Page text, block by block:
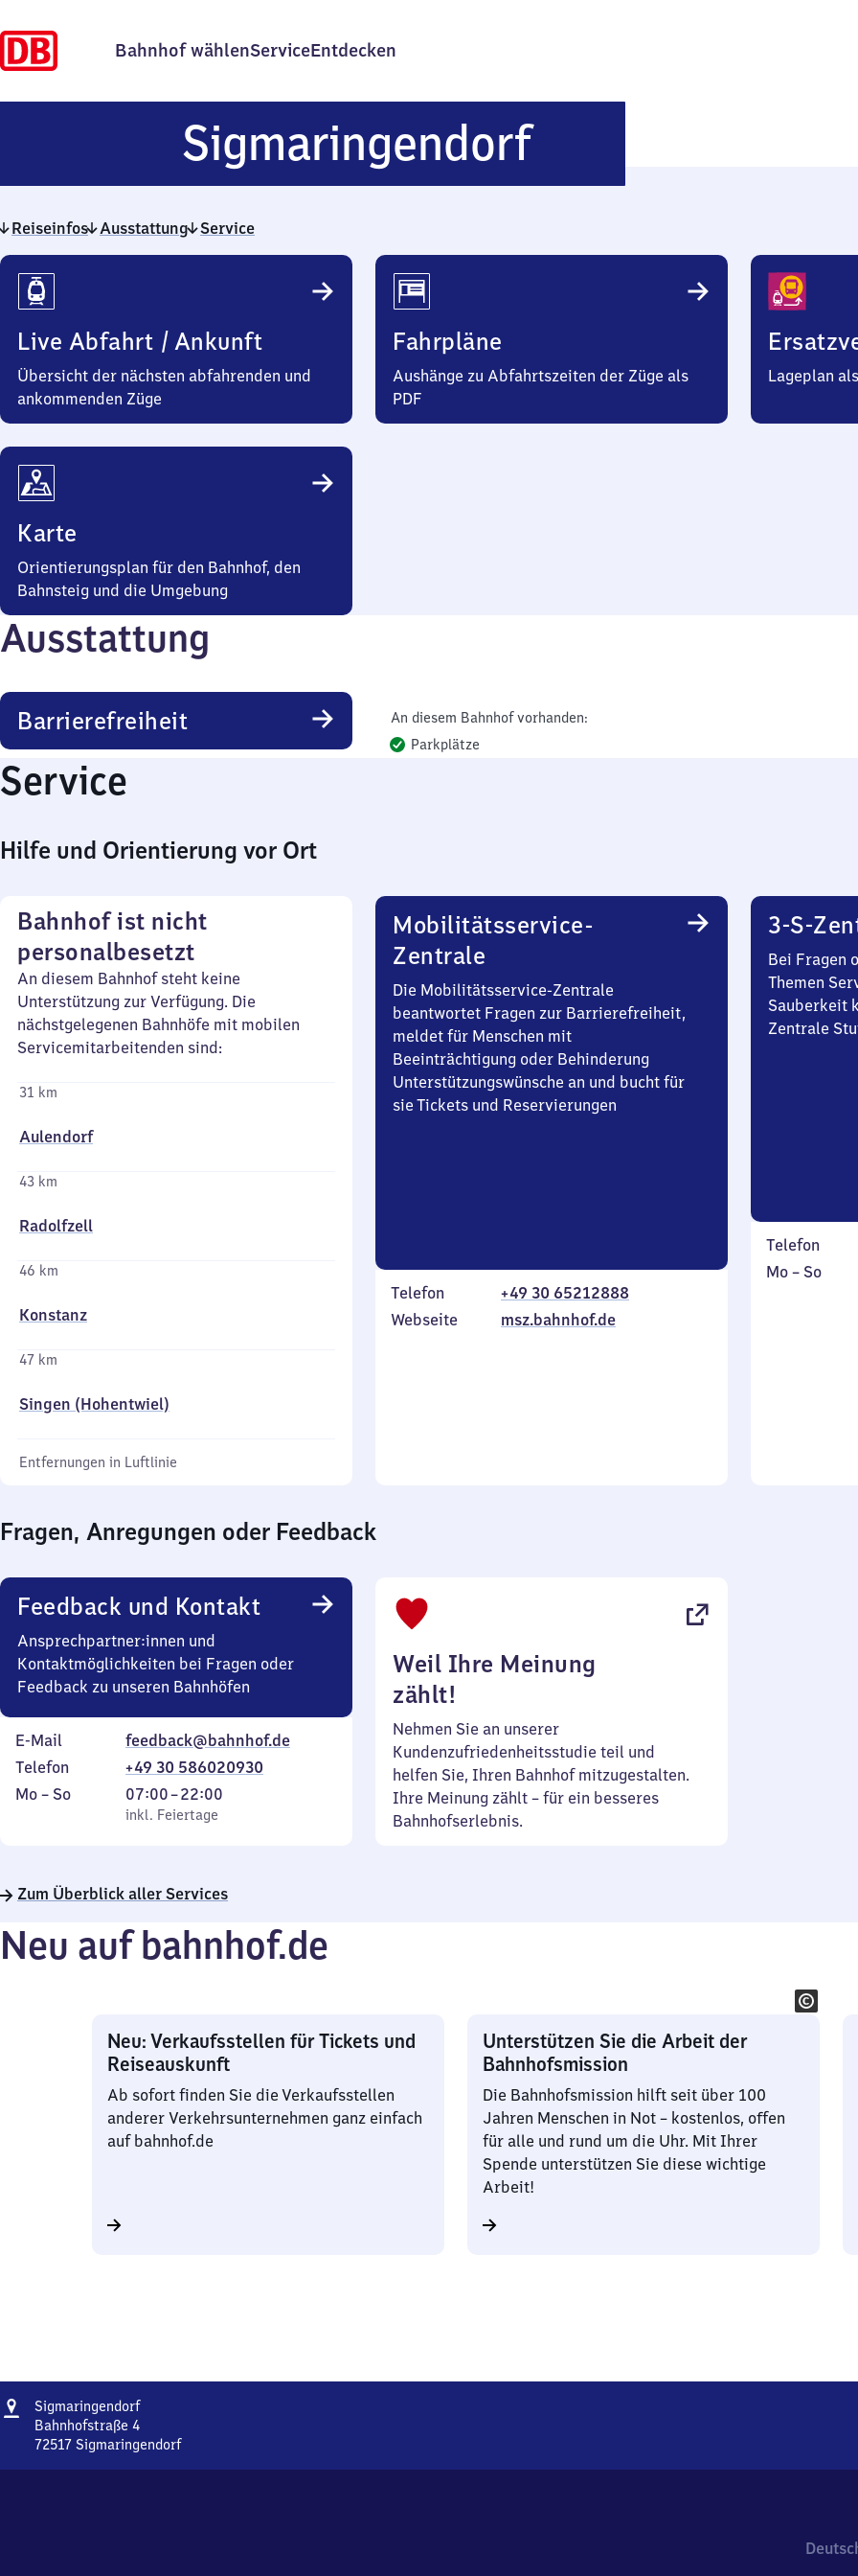
Bahnhof wählenServiceEntdecken
SigmaringendorfSigmaringendorf
Reiseinfos Ausstattung Service
Reiseinfos
Live Abfahrt / Ankunft
Übersicht der nächsten abfahrenden und
ankommenden Züge
Fahrpläne
Aushänge zu Abfahrtszeiten der Züge als
PDF
Lageplan
Karte
Orientierungsplan für den Bahnhof, den
Bahnsteig und die Umgebung
Ausstattung
Barrierefreiheit
An diesem Bahnhof vorhanden:
Parkplätze
Service
Hilfe und Orientierung vor Ort
Bahnhof ist nicht
personalbesetzt
An diesem Bahnhof steht keine
Unterstützung zur Verfügung. Die
nächstgelegenen Bahnhöfe mit mobilen
Servicemitarbeitenden sind:
31 km
Aulendorf
43 km
Radolfzell
46 km
Konstanz
47 km
Singen (Hohentwiel)
Entfernungen in Luftlinie
Mobilitätsservice-
Zentrale
Die Mobilitätsservice-Zentrale
beantwortet Fragen zur Barrierefreiheit,
meldet für Menschen mit
Beeinträchtigung oder Behinderung
Unterstützungswünsche an und bucht für
sie Tickets und Reservierungen
Telefon
+49 30 65212888
Webseite
msz.bahnhof.de
3-S-
Bei Fragen
Themen
Sauberkeit
Zentrale
Telefon
Montag
Mo – So,
Fragen, Anregungen oder Feedback
Feedback und Kontakt
Ansprechpartner:innen und
Kontaktmöglichkeiten bei Fragen oder
Feedback zu unseren Bahnhöfen
E-Mail
feedback@bahnhof.de
Telefon
+49 30 586020930
Montag
Mo – So,
inkl. Feiertage
07:00–22:00
Von
7
22
inkl. Feiertage
Weil Ihre Meinung
zählt!
Nehmen Sie an unserer
Kundenzufriedenheitsstudie teil und
helfen Sie, Ihren Bahnhof mitzugestalten.
Ihre Meinung zählt – für ein besseres
Bahnhofserlebnis.
Zum Überblick aller Services
Neu auf bahnhof.de
Neu: Verkaufsstellen für Tickets und
Reiseauskunft
Ab sofort finden Sie die Verkaufsstellen
anderer Verkehrsunternehmen ganz einfach
auf bahnhof.de
Unterstützen Sie die Arbeit der
Bahnhofsmission
Die Bahnhofsmission hilft seit über 100
Jahren Menschen in Not – kostenlos, offen
für alle und rund um die Uhr. Mit Ihrer
Spende unterstützen Sie diese wichtige
Arbeit!
Adresse
SigmaringendorfSigmaringendorf
Bahnhofstraße 4
72517 Sigmaringendorf